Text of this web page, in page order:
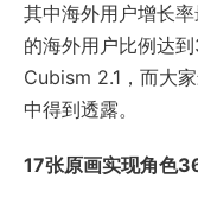
其中海外用户增长
的海外用户比例达
Cubism 2.1，而大
中得到透露。
17张原画实现角色